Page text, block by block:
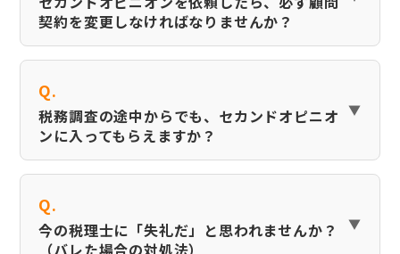
契約を変更しなければなりませんか？
Q.
税務調査の途中からでも、セカンドオピニオ
ンに入ってもらえますか？
Q.
今の税理士に「失礼だ」と思われませんか？
（バレた場合の対処法）